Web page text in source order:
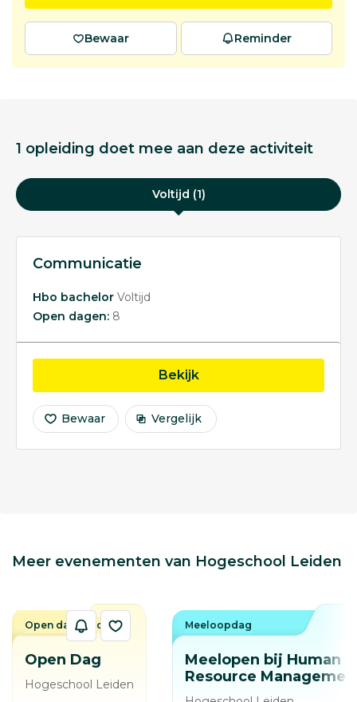
Bewaar Reminder
1 opleiding doet mee aan deze activiteit
Voltijd (1)
Communicatie
Hbo bachelor Voltijd
Open dagen: 8
Bekijkopleiding
Bewaar Vergelijk
Meer evenementen van Hogeschool Leiden
Open Dag
Hogeschool Leiden
Open dag / avond
Meelopen bij Human
Resource
Meeloopdag